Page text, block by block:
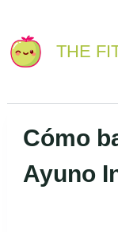
a
l
a
contenido
THE
Cómo
Ayuno